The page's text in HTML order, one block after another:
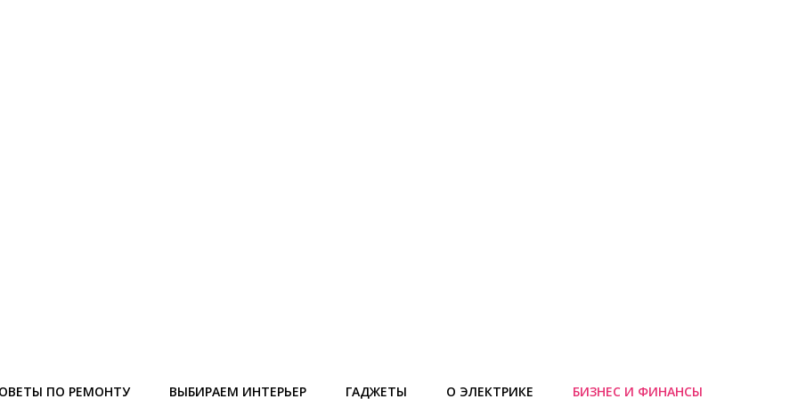
ПО РЕМОНТУ ВЫБИРАЕМ ИНТЕРЬЕР ГАДЖЕТЫ О ЭЛЕКТРИКЕ БИЗНЕС И ФИНАНСЫ